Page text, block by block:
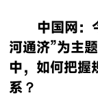
中国网：
河通济”为主
中，如何把握
系？